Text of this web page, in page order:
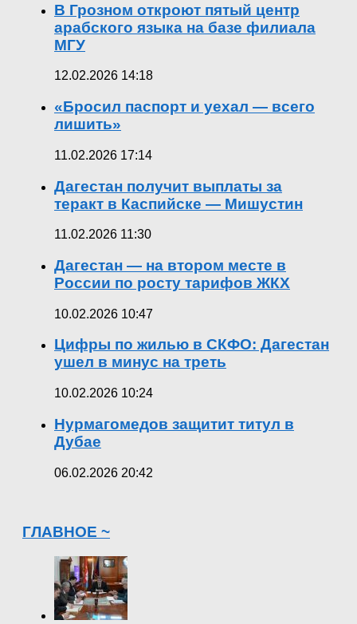
В Грозном откроют пятый центр
арабского языка на базе филиала
МГУ
12.02.2026 14:18
«Бросил паспорт и уехал — всего
лишить»
11.02.2026 17:14
Дагестан получит выплаты за
теракт в Каспийске — Мишустин
11.02.2026 11:30
Дагестан — на втором месте в
России по росту тарифов ЖКХ
10.02.2026 10:47
Цифры по жилью в СКФО: Дагестан
ушел в минус на треть
10.02.2026 10:24
Нурмагомедов защитит титул в
Дубае
06.02.2026 20:42
ГЛАВНОЕ ~